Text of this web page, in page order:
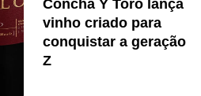
Concha Y Toro lança
vinho criado para
conquistar a geração
Z